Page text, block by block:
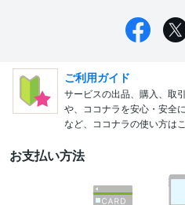
ご利用ガイド
サービスの出品、購入、取
や、ココナラを安心・安全
など、ココナラの使い方はこ
お支払い方法